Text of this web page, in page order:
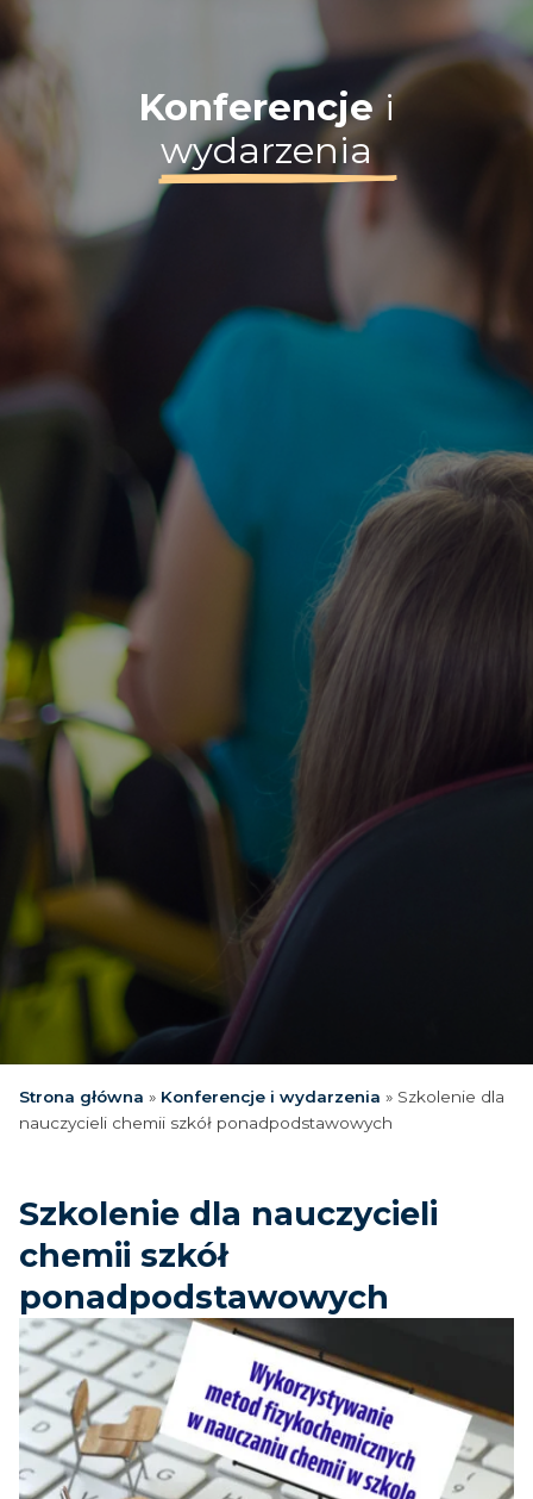
Konferencje i
wydarzenia
Strona główna » Konferencje i wydarzenia » Szkolenie dla
nauczycieli chemii szkół ponadpodstawowych
Szkolenie dla nauczycieli
chemii szkół
ponadpodstawowych